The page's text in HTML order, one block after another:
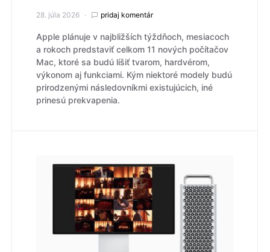
28. júla 2026 pridaj komentár
Apple plánuje v najbližších týždňoch, mesiacoch
a rokoch predstaviť celkom 11 nových počítačov
Mac, ktoré sa budú líšiť tvarom, hardvérom,
výkonom aj funkciami. Kým niektoré modely budú
prirodzenými následovníkmi existujúcich, iné
prinesú prekvapenia.